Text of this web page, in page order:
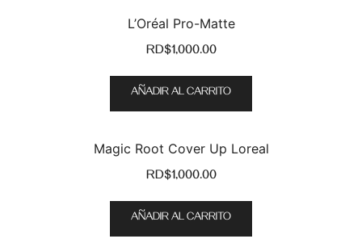
(0)
(0)
L’Oréal Pro-Matte
RD$1,000.00
AÑADIR AL CARRITO
Magic Root Cover Up Loreal
RD$1,000.00
AÑADIR AL CARRITO